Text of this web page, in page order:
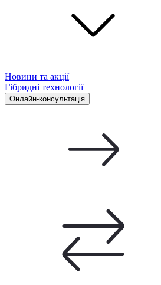
Новини та акції
Гібридні технології
Онлайн-консультація